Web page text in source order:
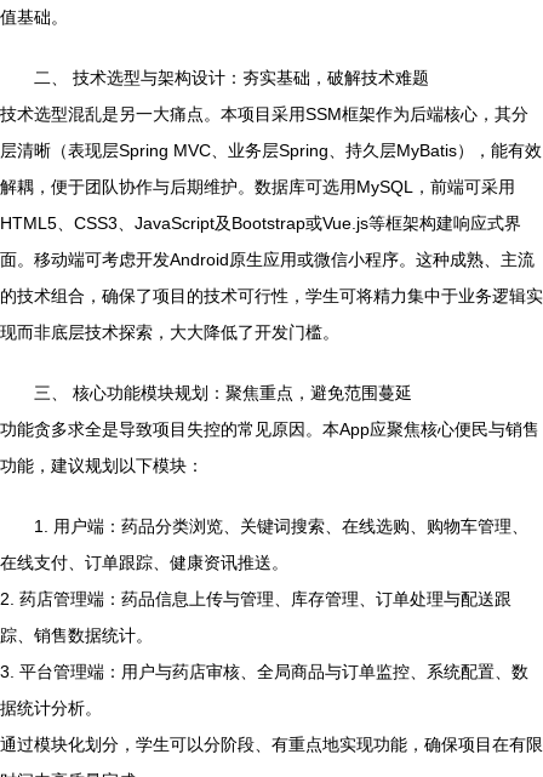
值基础。
二、 技术选型与架构设计：夯实基础，破解技术难题
技术选型混乱是另一大痛点。本项目采用SSM框架作为后端核心，其分
层清晰（表现层Spring MVC、业务层Spring、持久层MyBatis），能有效
解耦，便于团队协作与后期维护。数据库可选用MySQL，前端可采用
HTML5、CSS3、JavaScript及Bootstrap或Vue.js等框架构建响应式界
面。移动端可考虑开发Android原生应用或微信小程序。这种成熟、主流
的技术组合，确保了项目的技术可行性，学生可将精力集中于业务逻辑实
现而非底层技术探索，大大降低了开发门槛。
三、 核心功能模块规划：聚焦重点，避免范围蔓延
功能贪多求全是导致项目失控的常见原因。本App应聚焦核心便民与销售
功能，建议规划以下模块：
1. 用户端：药品分类浏览、关键词搜索、在线选购、购物车管理、
在线支付、订单跟踪、健康资讯推送。
2. 药店管理端：药品信息上传与管理、库存管理、订单处理与配送跟
踪、销售数据统计。
3. 平台管理端：用户与药店审核、全局商品与订单监控、系统配置、数
据统计分析。
通过模块化划分，学生可以分阶段、有重点地实现功能，确保项目在有限